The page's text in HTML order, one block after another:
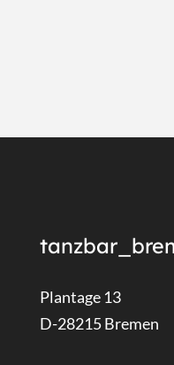
Plantage 13
D-28215 Bremen